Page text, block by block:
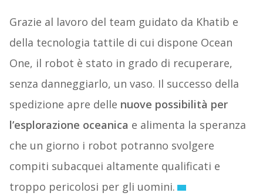
Grazie al lavoro del team guidato da Khatib e
della tecnologia tattile di cui dispone Ocean
One, il robot è stato in grado di recuperare,
senza danneggiarlo, un vaso. Il successo della
spedizione apre delle nuove possibilità per
l’esplorazione oceanica e alimenta la speranza
che un giorno i robot potranno svolgere
compiti subacquei altamente qualificati e
troppo pericolosi per gli uomini.